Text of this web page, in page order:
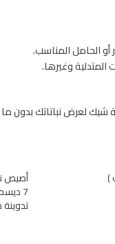
الحامل المناسب.
المتدلية وغيرها.
شيك لعرض نباتاتك بدون
أصيص
7 ديسمبر، 2025